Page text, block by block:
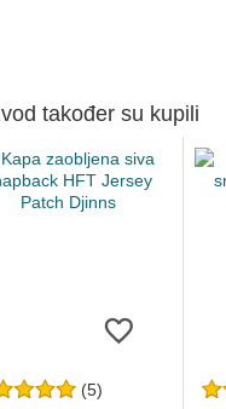
također su kupili
(5)